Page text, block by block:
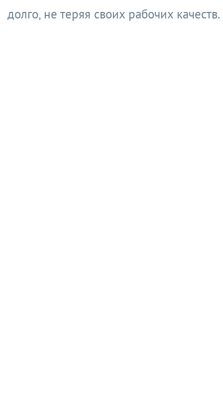
долго, не теряя своих рабочих качеств.